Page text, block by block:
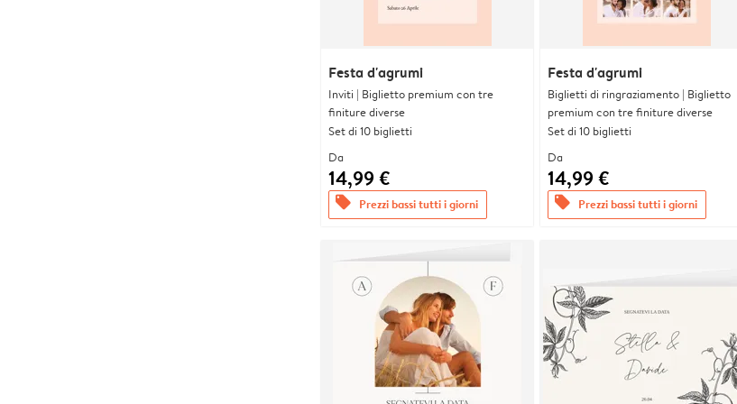
Festa d'agrumi
Inviti | Biglietto premium con tre
finiture diverse
Set di 10 biglietti
Da
14,99 €
offers Prezzi bassi tutti i giorni
Festa d'agrumi
Biglietti di ringraziamento | Biglietto
premium con tre finiture diverse
Set di 10 biglietti
Da
14,99 €
offers Prezzi bassi tutti i giorni